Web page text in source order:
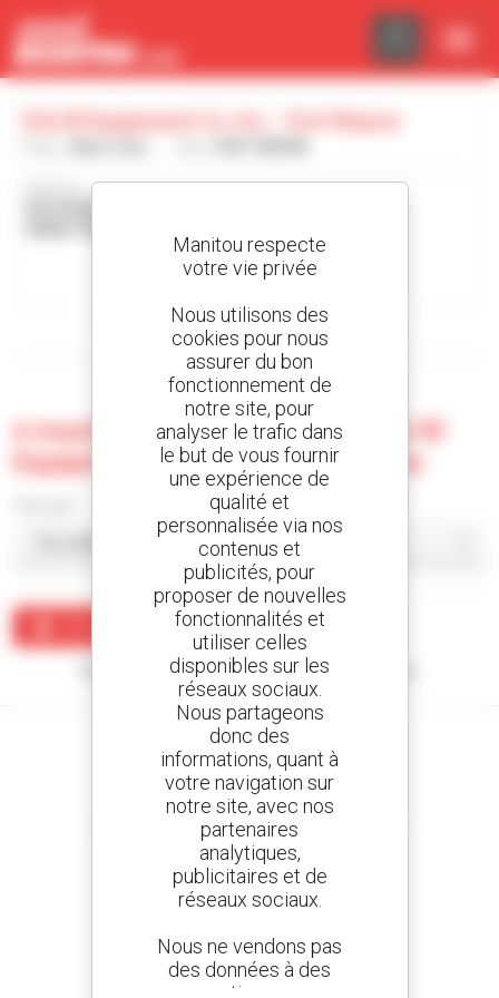
Contacter la concession
Afficher les filtres de recherche
0 machine d'occasion chez B & W
Equipment Co. Inc. - Fort Wayne
Créer une alerte
Aucun résultat ne correspond à votre recherche.
Créez vos alertes
et recevez des annonces de matériels d'occasion
800 concessionnaires
Manitou partout dans le monde
Panneau de gestion des cookies
Manitou respecte
votre vie privée
Nous utilisons des
cookies pour nous
assurer du bon
fonctionnement de
notre site, pour
analyser le trafic dans
le but de vous fournir
une expérience de
qualité et
personnalisée via nos
contenus et
publicités, pour
proposer de nouvelles
fonctionnalités et
utiliser celles
disponibles sur les
réseaux sociaux.
Nous partageons
donc des
informations, quant à
votre navigation sur
notre site, avec nos
partenaires
analytiques,
publicitaires et de
réseaux sociaux.
Nous ne vendons pas
des données à des
tiers